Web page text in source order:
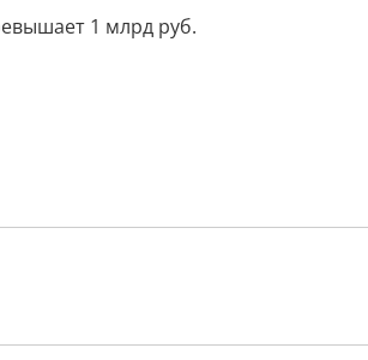
1 млрд руб.